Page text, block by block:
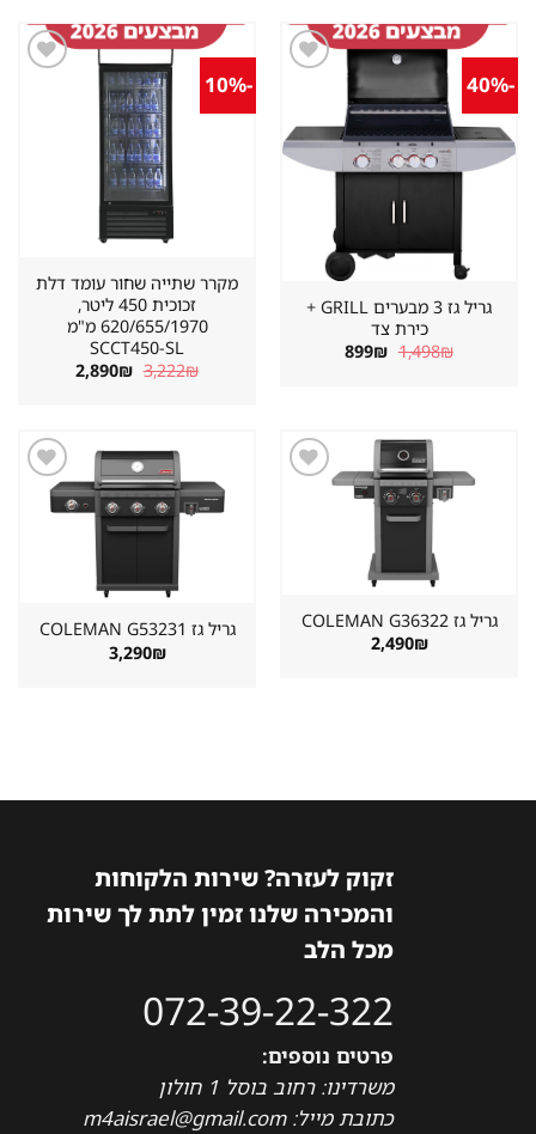
במועדפים
גריל גז 3 מבערים GRILL +
כירת צד
1,498₪ המחיר
899₪ המחיר
מקרר שתייה שחור עומד דלת
זכוכית 450 ליטר,
620/655/1970 מ"מ
SCCT450-SL
3,222₪ המחיר
2,890₪ המחיר
הנוכחי
גריל גז ⁦COLEMAN G36322⁩
2,490₪
שמור
מוצר
גריל גז ⁦COLEMAN G53231⁩
3,290₪
זקוק לעזרה? שירות הלקוחות
והמכירה שלנו זמין לתת לך שירות
מכל הלב
072-39-22-322
פרטים נוספים:
משרדינו: רחוב בוסל 1 חולון
כתובת מייל: m4aisrael@gmail.com